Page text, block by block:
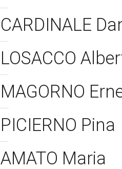
CARDINALE
LOSACCO
MAGORNO
PICIERNO Pina
AMATO Maria